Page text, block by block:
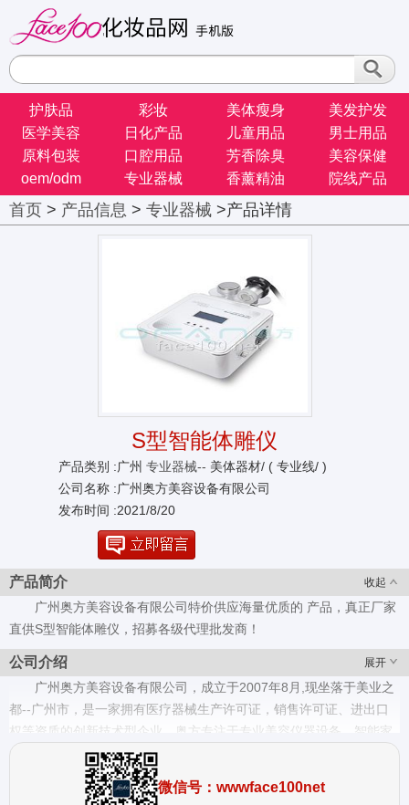
护肤品 彩妆 美体瘦身
美发护发
医学美容
日化产品 儿童用品
男士用品
原料包装
口腔用品 芳香除臭
美容保健
oem/odm
专业器械 香薰精油 院线产品
首页 > 产品信息 > 专业器械 >产品详情
S型智能体雕仪
产品类别 :广州 专业器械-- 美体器材/ ( 专业线/ )
公司名称 :广州奥方美容设备有限公司
发布时间 :2021/8/20
收起
产品简介
广州奥方美容设备有限公司特价供应海量优质的 产品，真正厂家
直供S型智能体雕仪，招募各级代理批发商！
展开
公司介绍
广州奥方美容设备有限公司，成立于2007年8月,现坐落于美业之
都--广州市，是一家拥有医疗器械生产许可证，销售许可证、进出口
权等资质的创新技术型企业，奥方专注于专业美容仪器设备、智能家
用个护美容仪器研发与制造，广州设有3500m²研发生产基地。 旗下
拥有子公司“天勤科技服务公司、龙桦LONGTREE公司和OFAN科技美
容体验馆” ·中国年度杰出科技创新技术奖 ·中国美业十大具有影响力
微信号：wwwface100net